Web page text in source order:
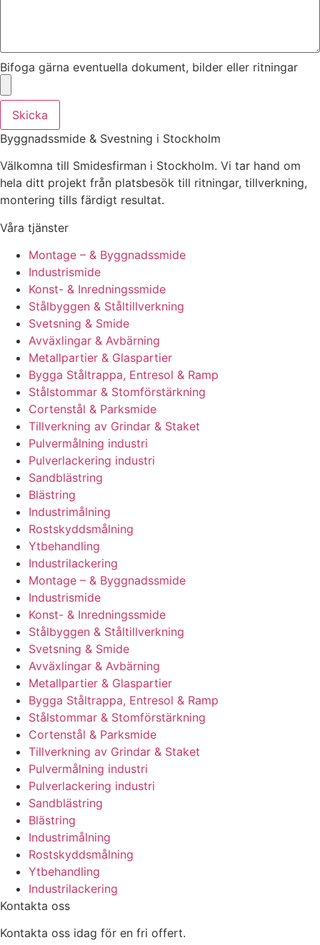
Bifoga gärna eventuella dokument, bilder eller ritningar
Skicka
Byggnadssmide & Svestning i Stockholm
Välkomna till Smidesfirman i Stockholm. Vi tar hand om
hela ditt projekt från platsbesök till ritningar, tillverkning,
montering tills färdigt resultat.
Våra tjänster
Montage – & Byggnadssmide
Industrismide
Konst- & Inredningssmide
Stålbyggen & Ståltillverkning
Svetsning & Smide
Avväxlingar & Avbärning
Metallpartier & Glaspartier
Bygga Ståltrappa, Entresol & Ramp
Stålstommar & Stomförstärkning
Cortenstål & Parksmide
Tillverkning av Grindar & Staket
Pulvermålning industri
Pulverlackering industri
Sandblästring
Blästring
Industrimålning
Rostskyddsmålning
Ytbehandling
Industrilackering
Montage – & Byggnadssmide
Industrismide
Konst- & Inredningssmide
Stålbyggen & Ståltillverkning
Svetsning & Smide
Avväxlingar & Avbärning
Metallpartier & Glaspartier
Bygga Ståltrappa, Entresol & Ramp
Stålstommar & Stomförstärkning
Cortenstål & Parksmide
Tillverkning av Grindar & Staket
Pulvermålning industri
Pulverlackering industri
Sandblästring
Blästring
Industrimålning
Rostskyddsmålning
Ytbehandling
Industrilackering
Kontakta oss
Kontakta oss idag för en fri offert.